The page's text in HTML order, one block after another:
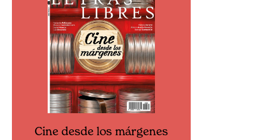
Cine desde los márgenes